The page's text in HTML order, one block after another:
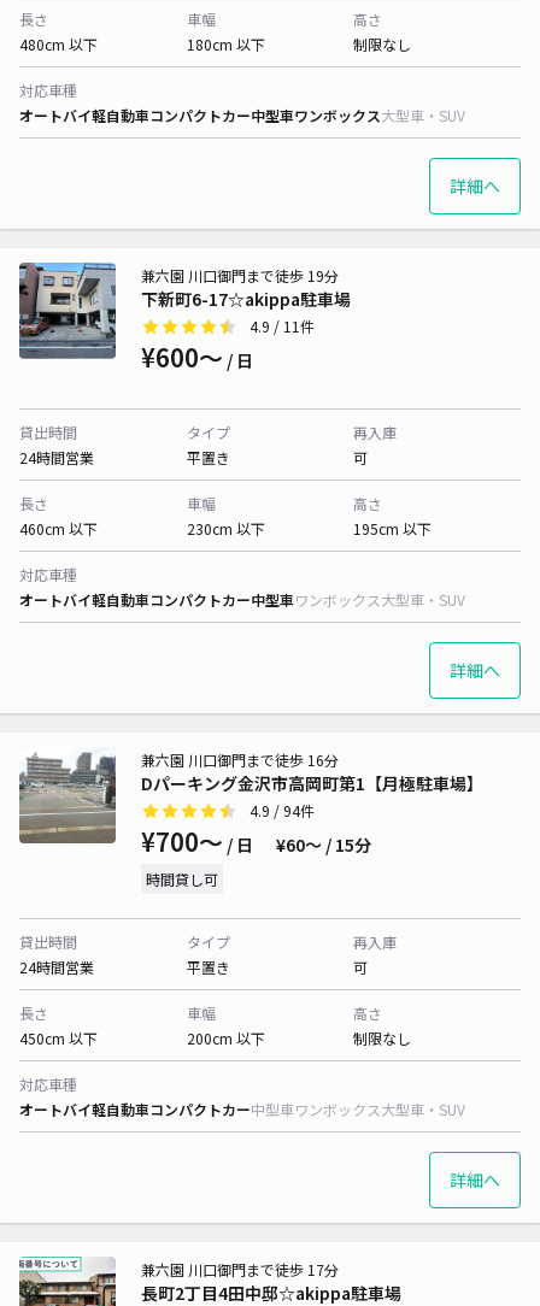
長さ
480cm 以下
車幅
180cm 以下
高さ
制限なし
対応車種
オートバイ軽自動車コンパクトカー中型車ワンボックス大型車・SUV
詳細へ
下新町6-17☆akippa駐車場
兼六園 川口御門まで徒歩 19分
4.9 / 11件
¥600〜 / 日
貸出時間
24時間営業
タイプ
平置き
再入庫
可
長さ
460cm 以下
車幅
230cm 以下
高さ
195cm 以下
対応車種
オートバイ軽自動車コンパクトカー中型車ワンボックス大型車・SUV
詳細へ
Dパーキング金沢市高岡町第1【月極駐車場】
兼六園 川口御門まで徒歩 16分
4.9 / 94件
¥700〜 / 日 ¥60〜 / 15分
時間貸し可
貸出時間
24時間営業
タイプ
平置き
再入庫
可
長さ
450cm 以下
車幅
200cm 以下
高さ
制限なし
対応車種
オートバイ軽自動車コンパクトカー中型車ワンボックス大型車・SUV
詳細へ
長町2丁目4田中邸☆akippa駐車場
兼六園 川口御門まで徒歩 17分